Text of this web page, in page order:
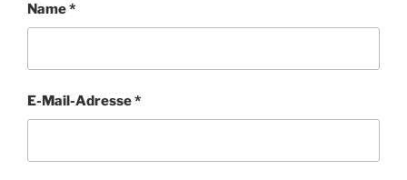
Name*
E-Mail-Adresse*